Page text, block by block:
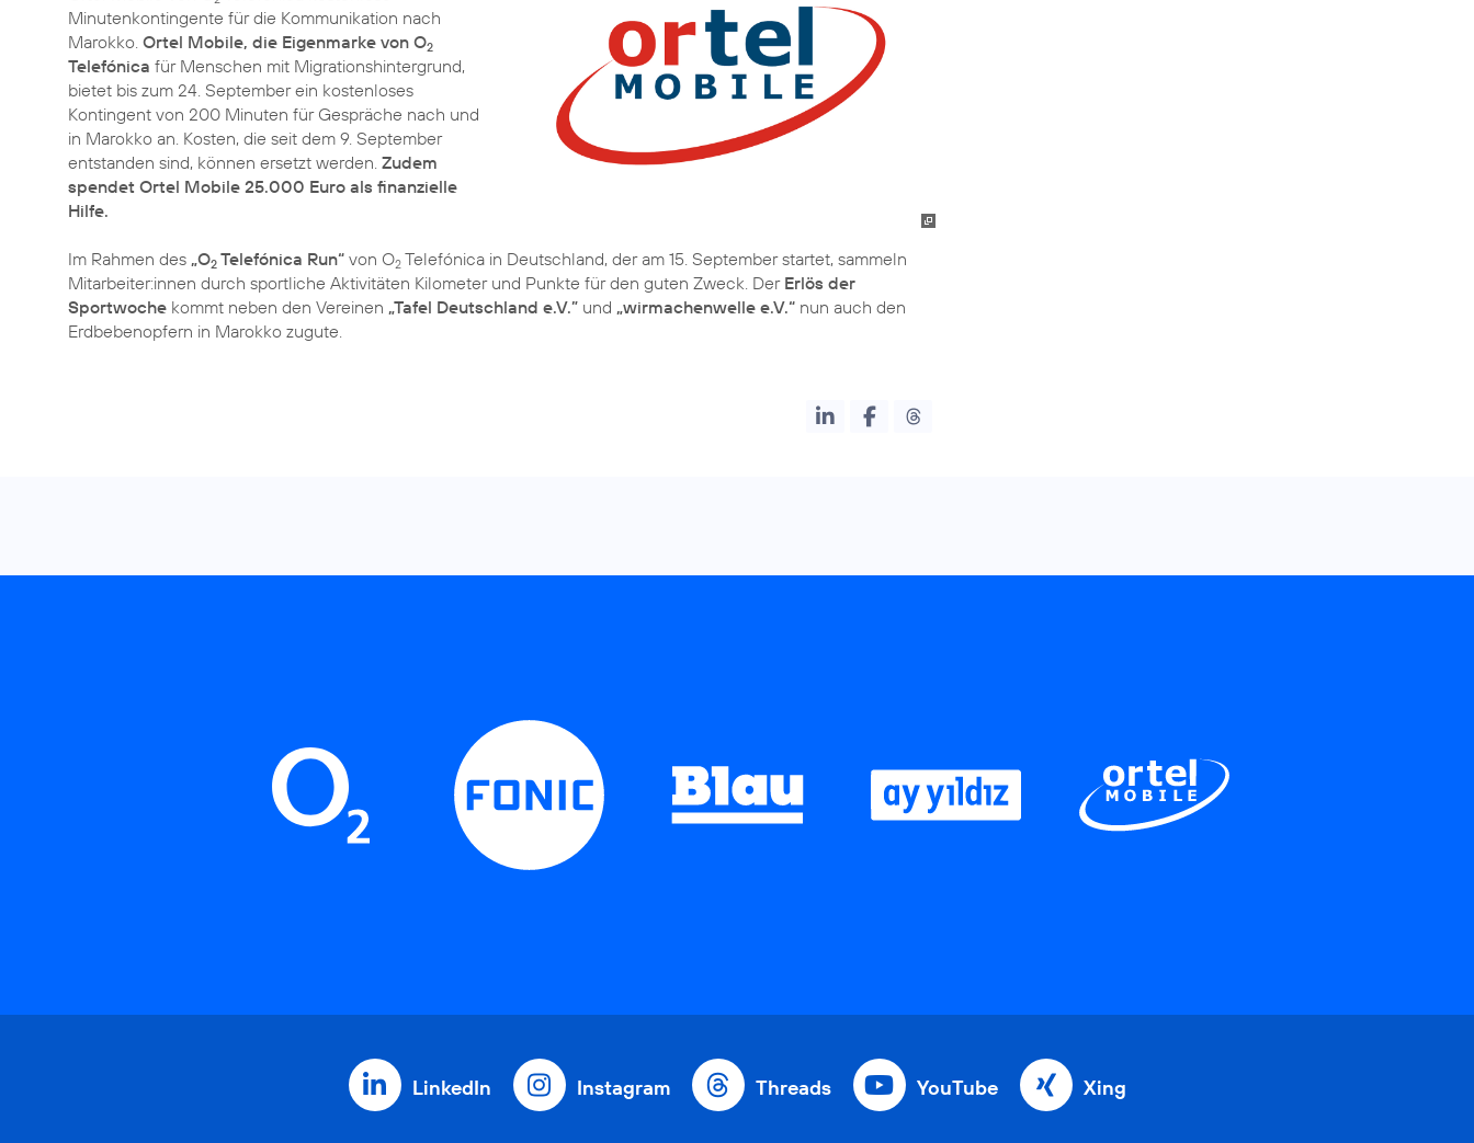
Minutenkontingente für die Kommunikation nach
Marokko. Ortel Mobile, die Eigenmarke von O2
Telefónica für Menschen mit Migrationshintergrund,
bietet bis zum 24. September ein kostenloses
Kontingent von 200 Minuten für Gespräche nach und
in Marokko an. Kosten, die seit dem 9. September
entstanden sind, können ersetzt werden. Zudem
spendet Ortel Mobile 25.000 Euro als finanzielle
Hilfe.
Im Rahmen des „O2 Telefónica Run“ von O2 Telefónica in Deutschland, der am 15. September startet, sammeln
Mitarbeiter:innen durch sportliche Aktivitäten Kilometer und Punkte für den guten Zweck. Der Erlös der
Sportwoche kommt neben den Vereinen „Tafel Deutschland e.V.” und „wirmachenwelle e.V.“ nun auch den
Erdbebenopfern in Marokko zugute.
LinkedIn Instagram Threads YouTube Xing